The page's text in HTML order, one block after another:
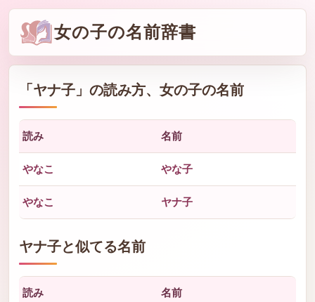
女の子の名前辞書
「ヤナ子 」の読み方、女の子の名前
読み 名前
やなこ やな子
やなこ ヤナ子
ヤナ子と似てる名前
読み 名前